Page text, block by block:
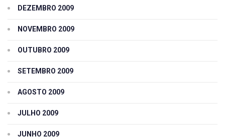
DEZEMBRO 2009
NOVEMBRO 2009
OUTUBRO 2009
SETEMBRO 2009
AGOSTO 2009
JULHO 2009
JUNHO 2009